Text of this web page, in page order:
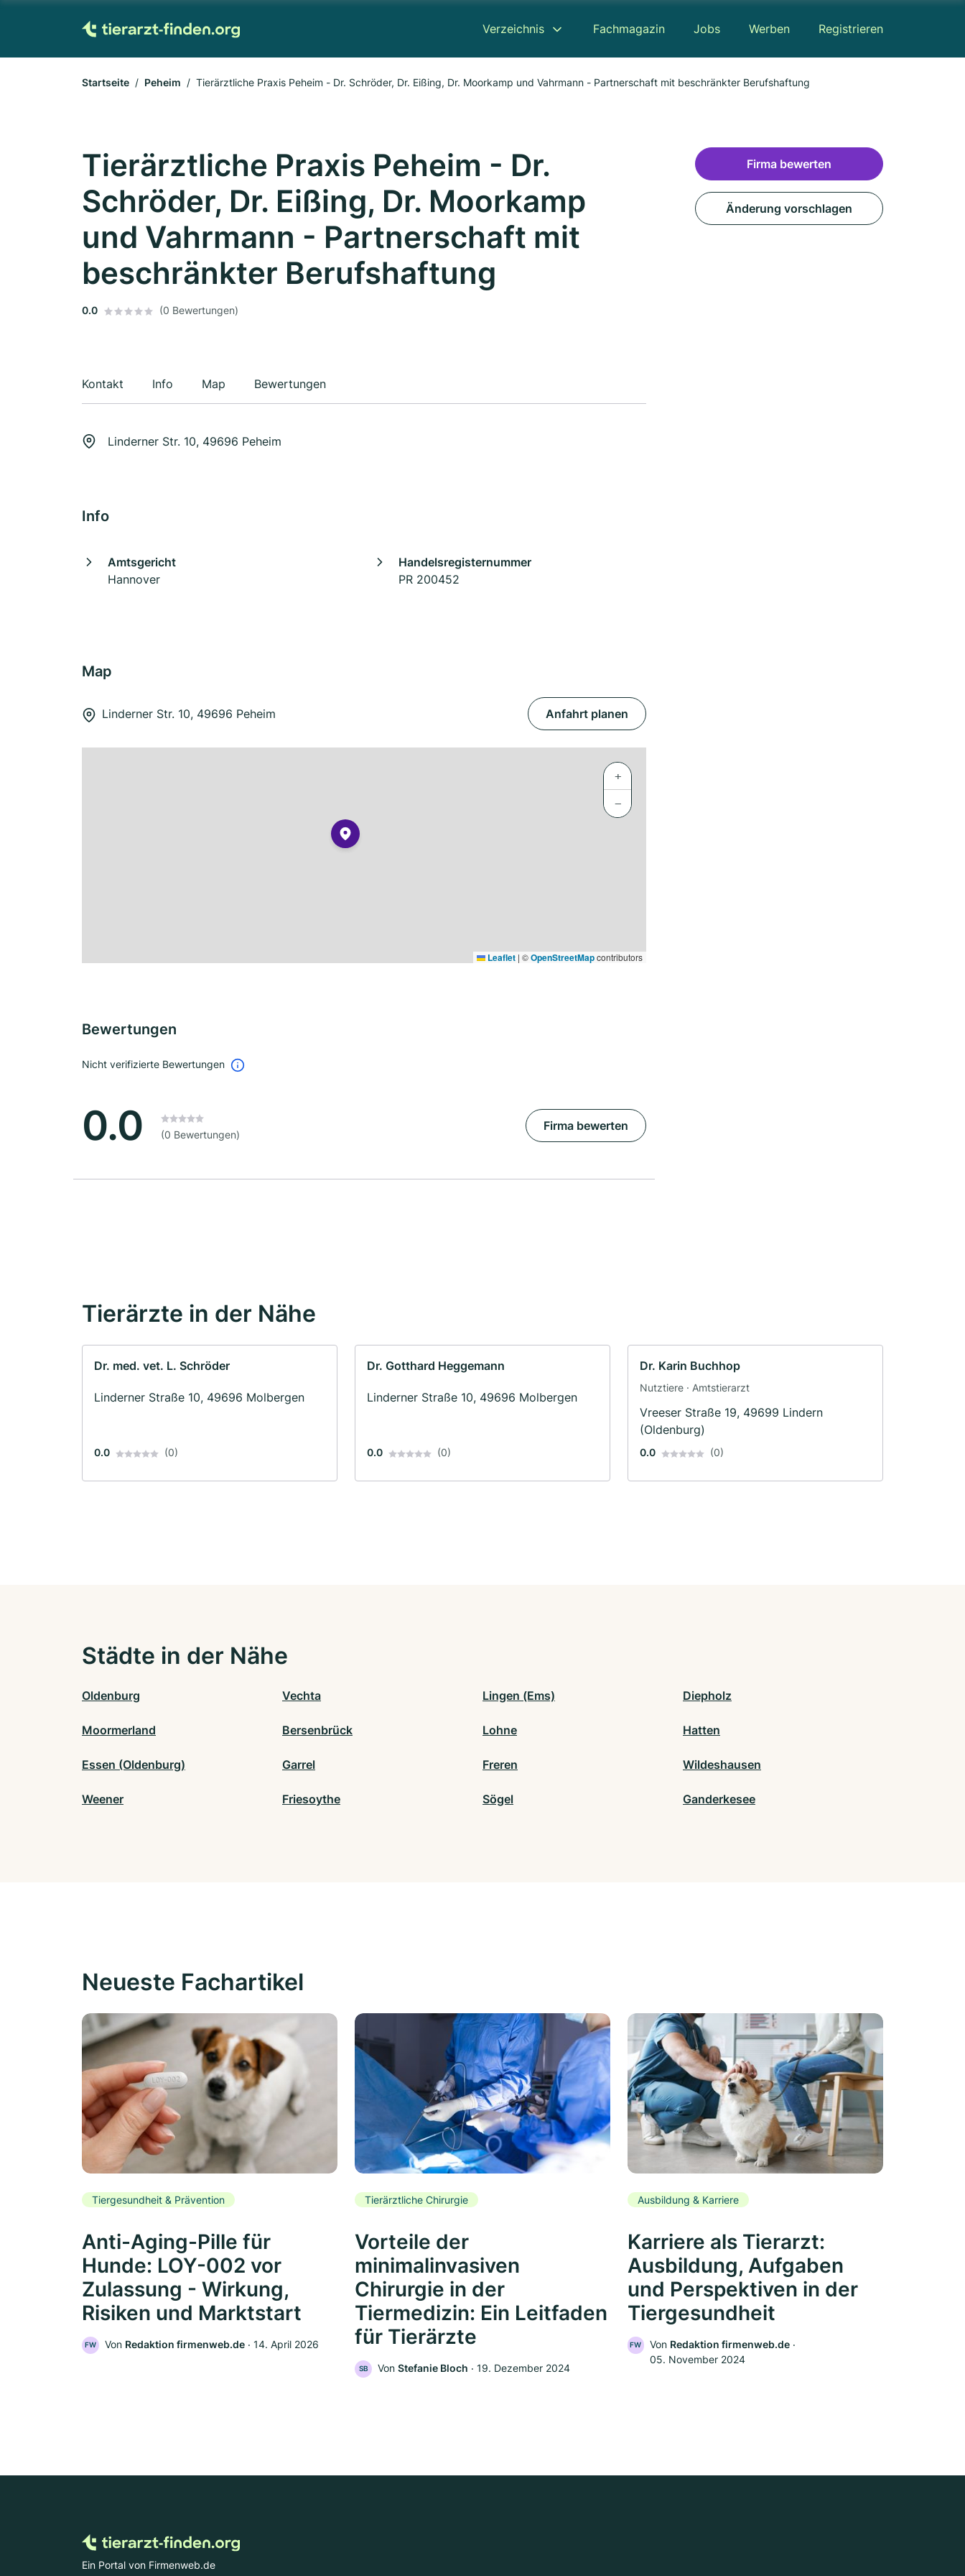
Verzeichnis Fachmagazin Jobs Werben Registrieren
Startseite Peheim Tierärztliche Praxis Peheim - Dr. Schröder, Dr. Eißing, Dr. Moorkamp und Vahrmann - Partnerschaft mit beschränkter Berufshaftung
Tierärztliche Praxis Peheim - Dr.
Schröder, Dr. Eißing, Dr. Moorkamp
und Vahrmann - Partnerschaft mit
beschränkter Berufshaftung
0.0 (0 Bewertungen)
Kontakt Info Map Bewertungen
Linderner Str. 10, 49696 Peheim
Info
Amtsgericht
Hannover
Handelsregisternummer
PR 200452
Map
Linderner Str. 10, 49696 Peheim Anfahrt planen
+
−
Leaflet | ©OpenStreetMapcontributors
Bewertungen
Nicht verifizierte Bewertungen
0.0 (0 Bewertungen)
Firma bewerten
Firma bewerten
Änderung vorschlagen
Tierärzte in der Nähe
Dr. med. vet. L. Schröder
Linderner Straße 10, 49696 Molbergen
0.0 (0)
Dr. Gotthard Heggemann
Linderner Straße 10, 49696 Molbergen
0.0 (0)
Dr. Karin Buchhop
Nutztiere · Amtstierarzt
Vreeser Straße 19, 49699 Lindern
(Oldenburg)
0.0 (0)
Städte in der Nähe
Oldenburg Vechta Lingen (Ems) Diepholz
Moormerland Bersenbrück Lohne Hatten
Essen (Oldenburg) Garrel Freren Wildeshausen
Weener Friesoythe Sögel Ganderkesee
Neueste Fachartikel
Tiergesundheit & Prävention
Anti-Aging-Pille für
Hunde: LOY-002 vor
Zulassung - Wirkung,
Risiken und Marktstart
FW Von Redaktion firmenweb.de ‧ 14. April 2026
Tierärztliche Chirurgie
Vorteile der
minimalinvasiven
Chirurgie in der
Tiermedizin: Ein Leitfaden
für Tierärzte
SB Von Stefanie Bloch ‧ 19. Dezember 2024
Ausbildung & Karriere
Karriere als Tierarzt:
Ausbildung, Aufgaben
und Perspektiven in der
Tiergesundheit
FW Von Redaktion firmenweb.de‧
05. November 2024
Ein Portal von Firmenweb.de